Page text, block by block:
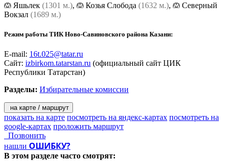
Яшьлек (1301 м.), Козья Слобода (1632 м.),
Северный
Вокзал (1689 м.)
Режим работы ТИК Ново-Савиновского района Казани:
E-mail: 16t.025@tatar.ru
Сайт: izbirkom.tatarstan.ru (официальный сайт ЦИК
Республики Татарстан)
Разделы: Избирательные комиссии
на карте / маршрут
показать на карте посмотреть на яндекс-картах посмотреть на
google-картах проложить маршрут
Позвонить
нашли ОШИБКУ?
В этом разделе часто смотрят: